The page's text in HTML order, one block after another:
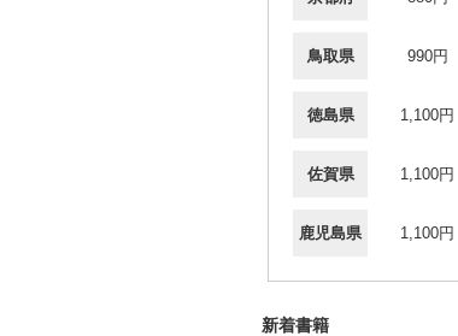
鳥取県 990円
徳島県 1,100円
佐賀県 1,100円
鹿児島県 1,100円
新着書籍